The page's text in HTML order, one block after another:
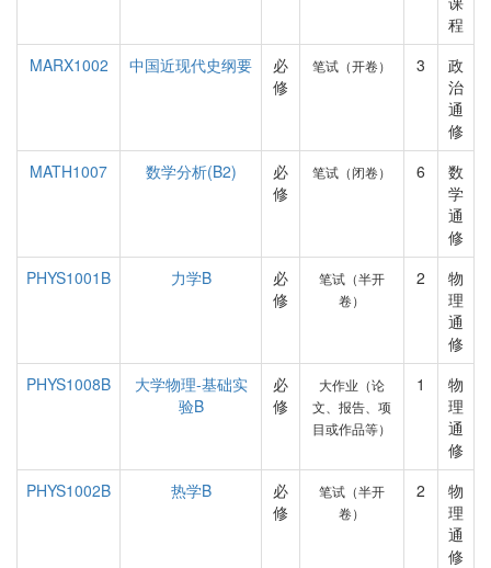
程
MARX1002
中国近现代史纲要
必
修
笔试（开卷） 3
政
治
通
修
MATH1007
数学分析(B2)
必
修
笔试（闭卷） 6
数
学
通
修
PHYS1001B
力学B
必
修
笔试（半开
卷）
2
物
理
通
修
PHYS1008B
大学物理-基础实
验B
必
修
大作业（论
文、报告、项
目或作品等）
1
物
理
通
修
PHYS1002B
热学B
必
修
笔试（半开
卷）
2
物
理
通
修